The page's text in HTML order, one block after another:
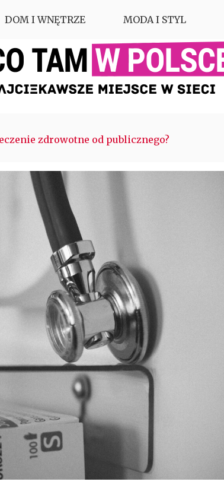
DOM I WNĘTRZE MODA I STYL
zdrowotne od publicznego?